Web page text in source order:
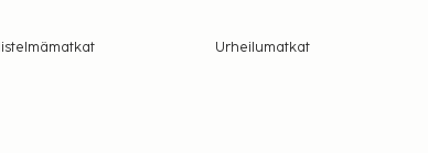
Urheilumatkat